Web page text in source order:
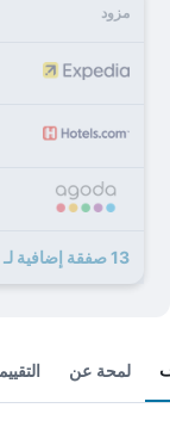
مزود
13 صفقة إضافية لـ ونجيست هوتل سن ريزورت
لمحة عن